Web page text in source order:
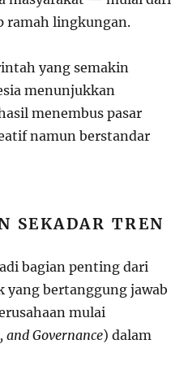
ramah lingkungan.
yang semakin
menunjukkan
menembus pasar
namun berstandar
SEKADAR TREN
bagian penting dari
bertanggung jawab
mulai
Governance) dalam